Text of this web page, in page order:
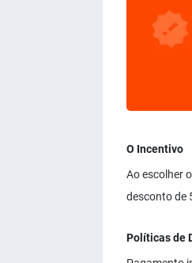
O Incentivo
Ao escolher
desconto de
Políticas de